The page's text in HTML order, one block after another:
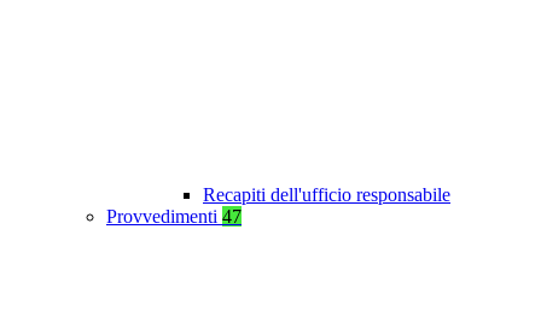
Recapiti dell'ufficio responsabile
Provvedimenti 47